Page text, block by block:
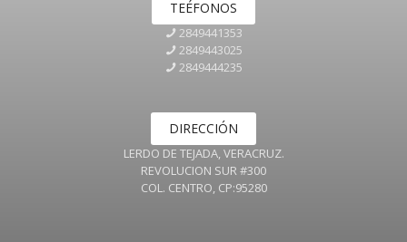
TEÉFONOS
2849441353
2849443025
2849444235
DIRECCIÓN
LERDO DE TEJADA, VERACRUZ.
REVOLUCION SUR #300
COL. CENTRO, CP:95280